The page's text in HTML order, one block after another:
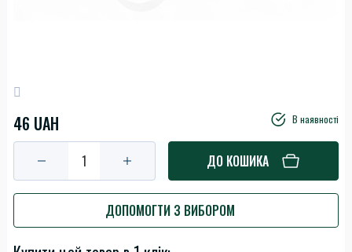
46 UAH В наявності
ДО КОШИКА
ДОПОМОГТИ З ВИБОРОМ